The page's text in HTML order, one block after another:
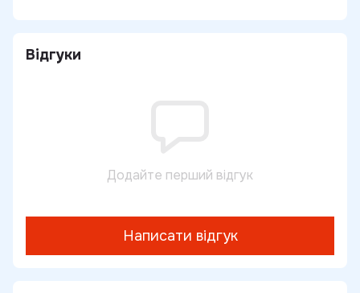
Відгуки
Додайте перший відгук
Написати відгук